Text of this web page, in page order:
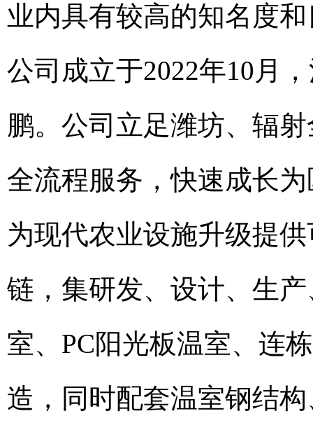
业内具有较高的知名度
公司成立于2022年10月
鹏。公司立足潍坊、辐
全流程服务，快速成长
为现代农业设施升级提
链，集研发、设计、生
室、PC阳光板温室、连
造，同时配套温室钢结